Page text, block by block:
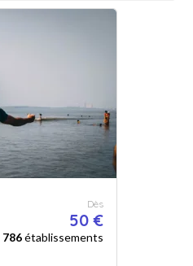
Dès
50 €
786établissements